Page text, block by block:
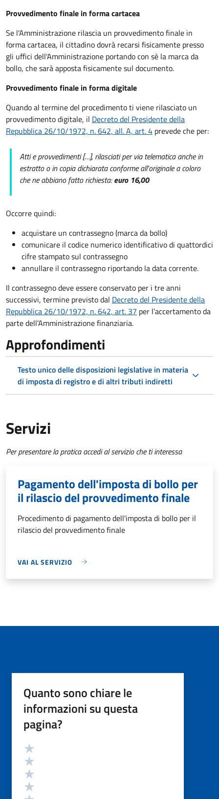
Provvedimento finale in forma cartacea
Se l'Amministrazione rilascia un provvedimento finale in
forma cartacea, il cittadino dovrà recarsi fisicamente presso
gli uffici dell'Amministrazione portando con sè la marca da
bollo, che sarà apposta fisicamente sul documento.
Provvedimento finale in forma digitale
Quando al termine del procedimento ti viene rilasciato un
provvedimento digitale, il Decreto del Presidente della
Repubblica 26/10/1972, n. 642, all. A, art. 4 prevede che per:
Atti e provvedimenti […], rilasciati per via telematica anche in
estratto o in copia dichiarata conforme all'originale a coloro
che ne abbiano fatto richiesta:euro 16,00
Occorre quindi:
acquistare un contrassegno (marca da bollo)
comunicare il codice numerico identificativo di quattordici
cifre stampato sul contrassegno
annullare il contrassegno riportando la data corrente.
Il contrassegno deve essere conservato per i tre anni
successivi, termine previsto dal Decreto del Presidente della
Repubblica 26/10/1972, n. 642, art. 37 per l’accertamento da
parte dell’Amministrazione finanziaria.
Approfondimenti
Testo unico delle disposizioni legislative in materia
di imposta di registro e di altri tributi indiretti
Servizi
Per presentare la pratica accedi al servizio che ti interessa
Pagamento dell'imposta di bollo per
il rilascio del provvedimento finale
Procedimento di pagamento dell'imposta di bollo per il
rilascio del provvedimento finale
VAI AL SERVIZIO
Quanto sono chiare le
informazioni su questa
pagina?
Valutazione